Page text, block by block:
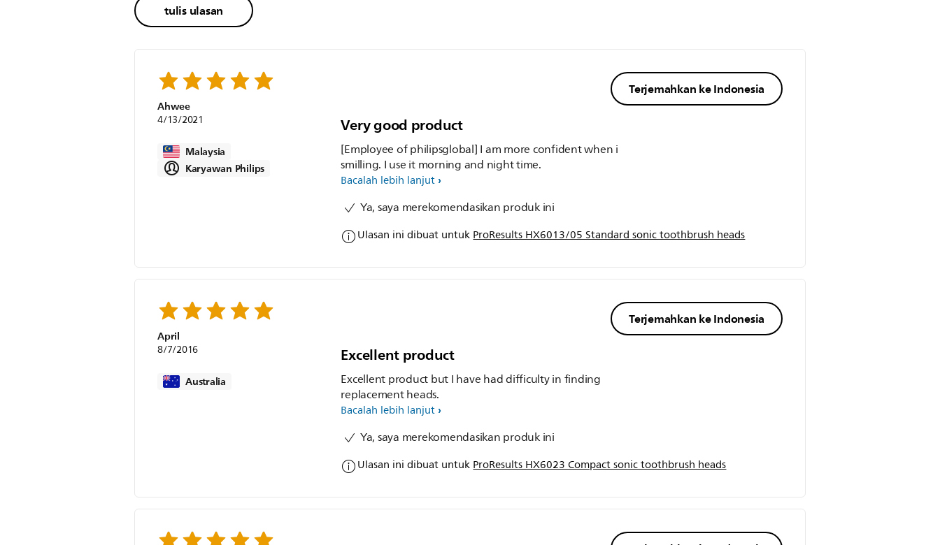
tulis ulasan
Ahwee
4/13/2021
Malaysia
Karyawan Philips
Terjemahkan ke Indonesia
Very good product
[Employee of philipsglobal] I am more confident when i
smilling. I use it morning and night time.
Bacalah lebih lanjut
Ya, saya merekomendasikan produk ini
Ulasan ini dibuat untukProResults HX6013/05 Standard sonic toothbrush heads
April
8/7/2016
Australia
Terjemahkan ke Indonesia
Excellent product
Excellent product but I have had difficulty in finding
replacement heads.
Bacalah lebih lanjut
Ya, saya merekomendasikan produk ini
Ulasan ini dibuat untukProResults HX6023 Compact sonic toothbrush heads